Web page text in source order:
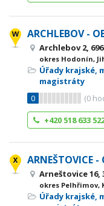
ARCHLEBOV -
Archlebov 2,
okres Hodonín,
Úřady krajské,
magistráty
0
(0
+420 518 633
ARNEŠTOVICE -
Arneštovice 16,
okres Pelhřimov,
Úřady krajské,